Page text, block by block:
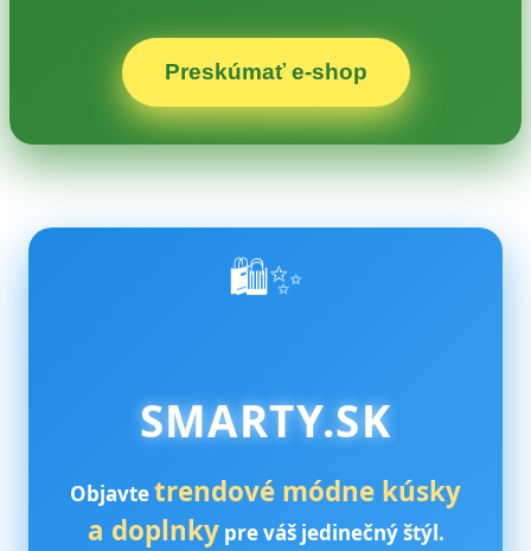
Preskúmať e‑shop
🛍️✨
SMARTY.SK
Objavtetrendové módne kúsky
a doplnkypre váš jedinečný štýl.